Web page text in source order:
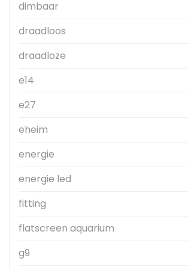
dimbaar
draadloos
draadloze
e14
e27
eheim
energie
energie led
fitting
flatscreen aquarium
g9